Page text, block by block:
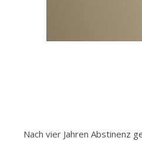
Nach vier Jahren Abstinenz